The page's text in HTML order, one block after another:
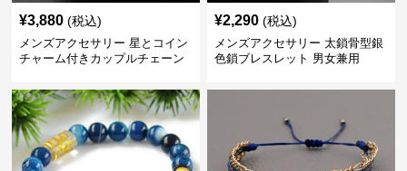
¥3,880 (税込)
メンズアクセサリー 星とコイン
チャーム付きカップルチェーン
¥2,290 (税込)
メンズアクセサリー 太鎖骨型銀
色鎖ブレスレット 男女兼用